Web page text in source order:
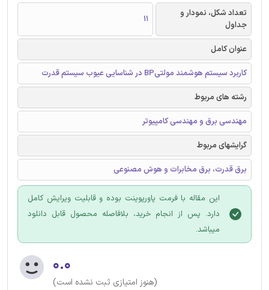
تعداد شکل، نمودار و
جداول
11
عنوان کامل
کاربرد سیستم هوشمند مولتیBP در شناسایی عیوب سیستم قدرت
رشته های مربوط
مهندسی برق و مهندسی کامپیوتر
گرایشهای مربوط
برق قدرت، برق مخابرات و هوش مصنوعی
این مقاله با فرمت پاورپوینت بوده و قابلیت ویرایش کامل
دارد. پس از انجام خرید، بلافاصله محصول قابل دانلود
میباشد.
۰.۰
(هنوز امتیازی ثبت نشده است)